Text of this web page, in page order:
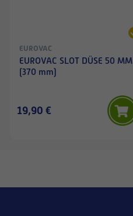
EUROVAC
EUROVAC SLOT DÜSE 50 MM
(370 mm)
19,90 €